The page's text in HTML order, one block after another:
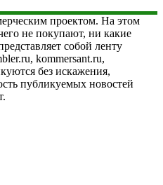
проектом. На этом
не покупают, ни какие
собой ленту
kommersant.ru,
без искажения,
публикуемых новостей